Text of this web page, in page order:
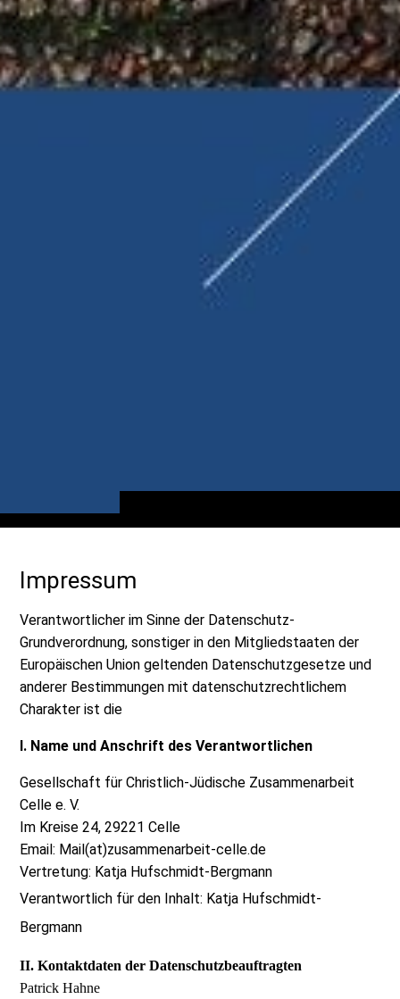
Impressum
Verantwortlicher im Sinne der Datenschutz-
Grundverordnung, sonstiger in den Mitgliedstaaten der
Europäischen Union geltenden Datenschutzgesetze und
anderer Bestimmungen mit datenschutzrechtlichem
Charakter ist die
I. Name und Anschrift des Verantwortlichen
Gesellschaft für Christlich-Jüdische Zusammenarbeit
Celle e. V.
Im Kreise 24, 29221 Celle
Email: Mail(at)zusammenarbeit-celle.de
Vertretung: Katja Hufschmidt-Bergmann
Verantwortlich für den Inhalt: Katja Hufschmidt-
Bergmann
II. Kontaktdaten der Datenschutzbeauftragten
Patrick Hahne